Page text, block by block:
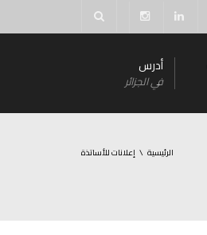
أدرس
في الجزائر
الرئيسية إعلانات للأساتذة